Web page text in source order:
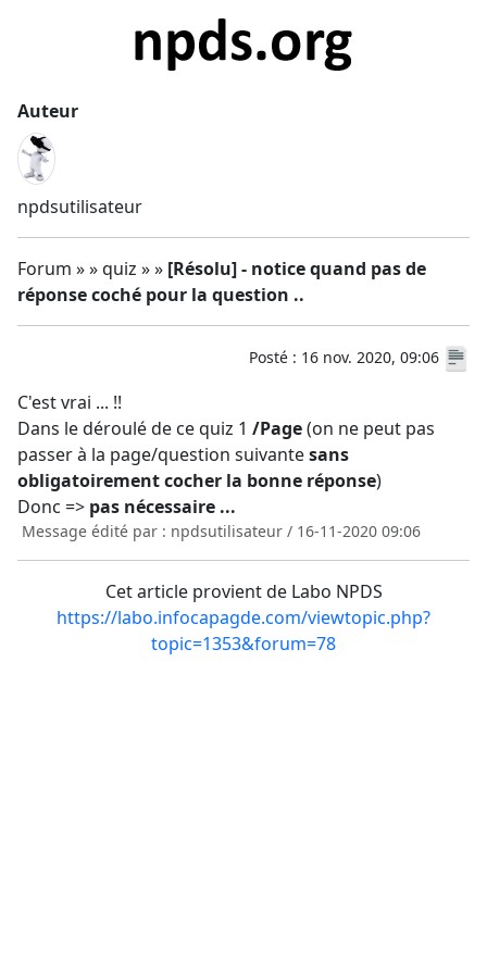
Auteur
npdsutilisateur
Forum » » quiz » » [Résolu] - notice quand pas de
réponse coché pour la question ..
Posté : 16 nov. 2020, 09:06
C'est vrai ... !!
Dans le déroulé de ce quiz 1 /Page(on ne peut pas
passer à la page/question suivantesans
obligatoirement cocher la bonne réponse)
Donc => pas nécessaire ...
Message édité par : npdsutilisateur / 16-11-2020 09:06
Cet article provient de Labo NPDS
https://labo.infocapagde.com/viewtopic.php?
topic=1353&forum=78